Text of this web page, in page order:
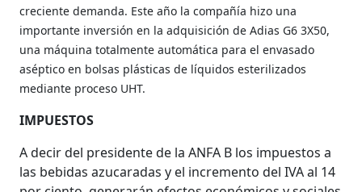
creciente demanda. Este año la compañía hizo una
importante inversión en la adquisición de Adias G6 3X50,
una máquina totalmente automática para el envasado
aséptico en bolsas plásticas de líquidos esterilizados
mediante proceso UHT.
IMPUESTOS
A decir del presidente de la ANFA B los impuestos a
las bebidas azucaradas y el incremento del IVA al 14